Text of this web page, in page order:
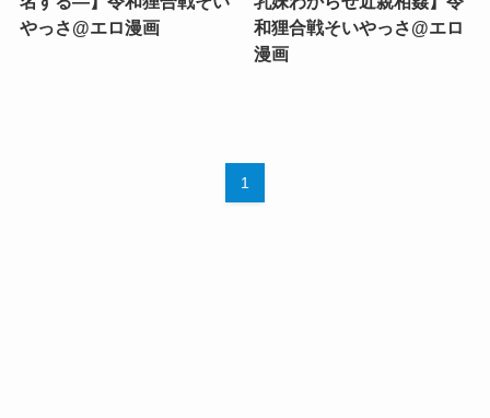
やっさ@エロ漫画
和狸合戦そいやっさ@エロ
漫画
1